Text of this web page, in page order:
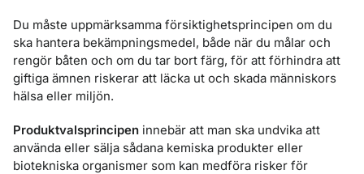
Du måste uppmärksamma försiktighetsprincipen om du
ska hantera bekämpningsmedel, både när du målar och
rengör båten och om du tar bort färg, för att förhindra att
giftiga ämnen riskerar att läcka ut och skada människors
hälsa eller miljön.
Produktvalsprincipen innebär att man ska undvika att
använda eller sälja sådana kemiska produkter eller
biotekniska organismer som kan medföra risker för